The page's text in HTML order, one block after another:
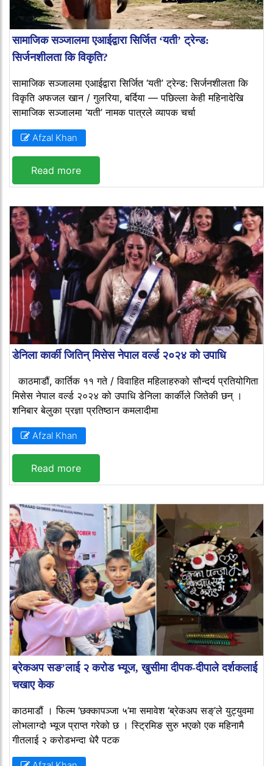
सामाजिक सञ्जालमा एआईद्वारा सिर्जित ‘यती’ ट्रेन्ड:
सिर्जनशीलता कि विकृति?
सामाजिक सञ्जालमा एआईद्वारा सिर्जित ‘यती’ ट्रेन्ड: सिर्जनशीलता कि
विकृति अफजल खान / गुलरिया, बर्दिया — पछिल्ला केही महिनादेखि
सामाजिक सञ्जालमा ‘यती’ नामक पात्रले व्यापक चर्चा
Afzal Khan
Read more
डेनिला कार्की जितिन् मिसेस नेपाल वर्ल्ड २०२४ को उपाधि
काठमाडौं, कार्तिक ११ गते / विवाहित महिलाहरुको सौन्दर्य प्रतियोगिता
मिसेस नेपाल वर्ल्ड २०२४ को उपाधि डेनिला कार्कीले जितेकी छन् ।
शनिबार बेलुका प्रज्ञा प्रतिष्ठान कमलादीमा
Afzal Khan
Read more
ब्रेकअप सङ’लाई २ करोड भ्यूज, खुसीमा दीपक-दीपाले दर्शकलाई
चखाए केक
काठमाडौं । फिल्म ‘छक्कापञ्जा ५’मा समावेश ‘ब्रेकअप सङ्’ले युट्युवमा
लोभलाग्दो भ्यूज प्राप्त गरेको छ । स्ट्रिमिङ सुरु भएको एक महिनामै
गीतलाई २ करोडभन्दा धेरै पटक